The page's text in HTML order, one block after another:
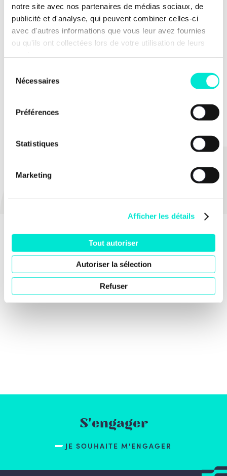
notre site avec nos partenaires de médias sociaux, de
publicité et d'analyse, qui peuvent combiner celles-ci
avec d'autres informations que vous leur avez fournies
ou qu'ils ont collectées lors de votre utilisation de leurs
Nécessaires
Préférences
Statistiques
Marketing
Afficher les détails
Tout autoriser
Autoriser la sélection
Refuser
40 % de femmes minimum dans les
hautes fonctions fédérales dès 2027
Efficacité des organisations et des politiques
TOUTES LES ACTUS
S'engager
JE SOUHAITE M'ENGAGER